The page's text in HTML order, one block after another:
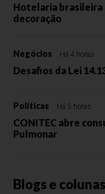
Hotelaria brasileira
decoração
Negócios Há 4 horas
Desafios da Lei
Políticas Há 5 horas
CONITEC abre
Pulmonar
Blogs e colunas